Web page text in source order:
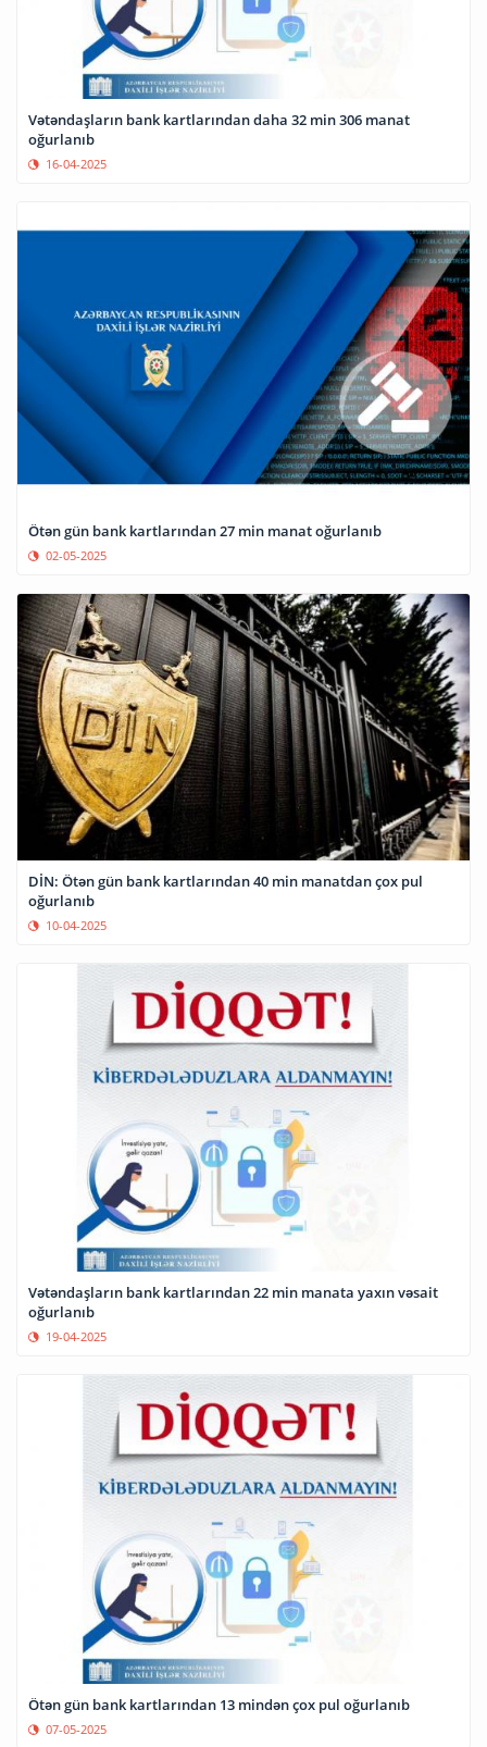
Vətəndaşların bank kartlarından daha 32 min 306 manat
oğurlanıb
16-04-2025
Ötən gün bank kartlarından 27 min manat oğurlanıb
02-05-2025
DİN: Ötən gün bank kartlarından 40 min manatdan çox pul
oğurlanıb
10-04-2025
Vətəndaşların bank kartlarından 22 min manata yaxın vəsait
oğurlanıb
19-04-2025
Ötən gün bank kartlarından 13 mindən çox pul oğurlanıb
07-05-2025